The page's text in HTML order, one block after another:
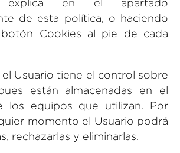
en el apartado
de esta política, o haciendo
Cookies al pie de cada
Usuario tiene el control sobre
están almacenadas en el
los equipos que utilizan. Por
momento el Usuario podrá
rechazarlas y eliminarlas.